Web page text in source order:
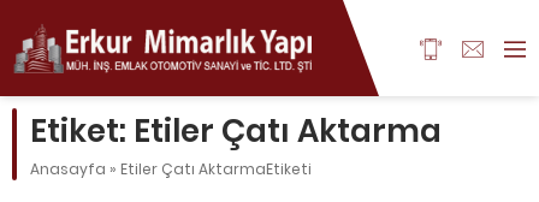
Etiket: Etiler Çatı Aktarma
Anasayfa » Etiler Çatı AktarmaEtiketi